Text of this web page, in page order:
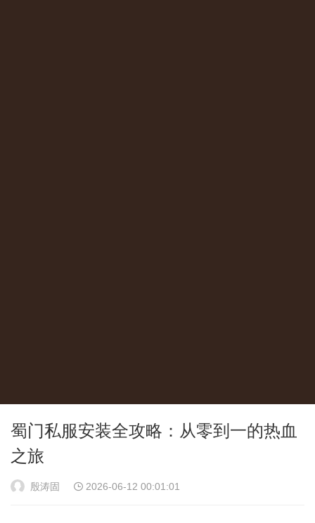
蜀门私服安装全攻略：从零到一的热血
之旅
殷涛固 2026-06-12 00:01:01